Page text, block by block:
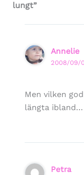
lungt”
Annelie
2008/09/
Men vilken
längta ibland…
Petra